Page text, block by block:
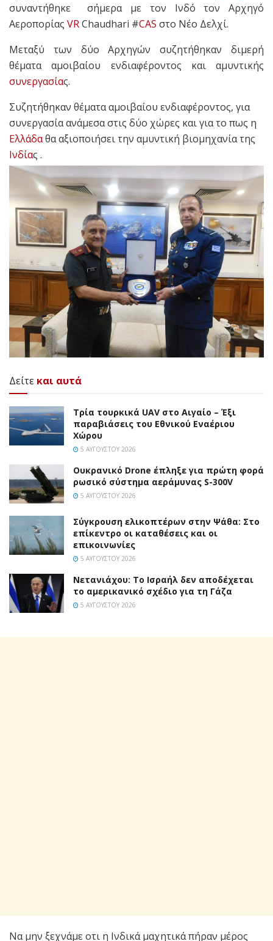
συναντήθηκε σήμερα με τον Ινδό τον Αρχηγό
Αεροπορίας VRChaudhari #CAS στο Νέο Δελχί.
Μεταξύ των δύο Αρχηγών συζητήθηκαν διμερή
θέματα αμοιβαίου ενδιαφέροντος και αμυντικής
συνεργασίας.
Συζητήθηκαν θέματα αμοιβαίου ενδιαφέροντος, για
συνεργασία ανάμεσα στις δύο χώρες και για το πως η
Ελλάδαθα αξιοποιήσει την αμυντική βιομηχανία της
Ινδίας .
Δείτε και αυτά
Τρία τουρκικά UAV στο Αιγαίο – Έξι
παραβιάσεις του Εθνικού Εναέριου
Χώρου
5 ΑΥΓΟΎΣΤΟΥ 2026
Ουκρανικό Drone έπληξε για πρώτη φορά
ρωσικό σύστημα αεράμυνας S-300V
5 ΑΥΓΟΎΣΤΟΥ 2026
Σύγκρουση ελικοπτέρων στην Ψάθα: Στο
επίκεντρο οι καταθέσεις και οι
επικοινωνίες
5 ΑΥΓΟΎΣΤΟΥ 2026
Νετανιάχου: Το Ισραήλ δεν αποδέχεται
το αμερικανικό σχέδιο για τη Γάζα
5 ΑΥΓΟΎΣΤΟΥ 2026
Να μην ξεχνάμε οτι η Ινδικά μαχητικά πήραν μέρος